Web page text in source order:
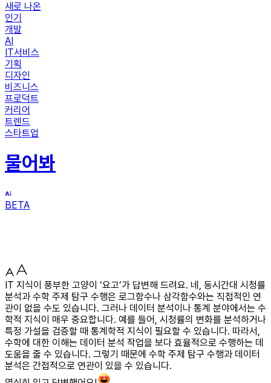
새로 나온
인기
개발
AI
IT서비스
기획
디자인
비즈니스
프로덕트
커리어
트렌드
스타트업
물어봐
BETA
IT 지식이 풍부한 고양이 ‘요고’가 답변해 드려요. 네, 동시간대 시청률
분석과 수학 주제 탐구 수행은 로그함수나 삼각함수와는 직접적인 연
관이 없을 수도 있습니다. 그러나 데이터 분석이나 통계 분야에서는 수
학적 지식이 매우 중요합니다. 예를 들어, 시청률의 변화를 분석하거나
특정 가설을 검증할 때 통계학적 지식이 필요할 수 있습니다. 따라서,
수학에 대한 이해는 데이터 분석 작업을 보다 효율적으로 수행하는 데
도움을 줄 수 있습니다. 그렇기 때문에 수학 주제 탐구 수행과 데이터
분석은 간접적으로 연관이 있을 수 있습니다.